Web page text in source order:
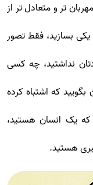
تر و متعادل تر از
بسازید، فقط تصور
نداشتید، چه کسی
بگویید که اشتباه کرده
که یک انسان هستید،
هستید.